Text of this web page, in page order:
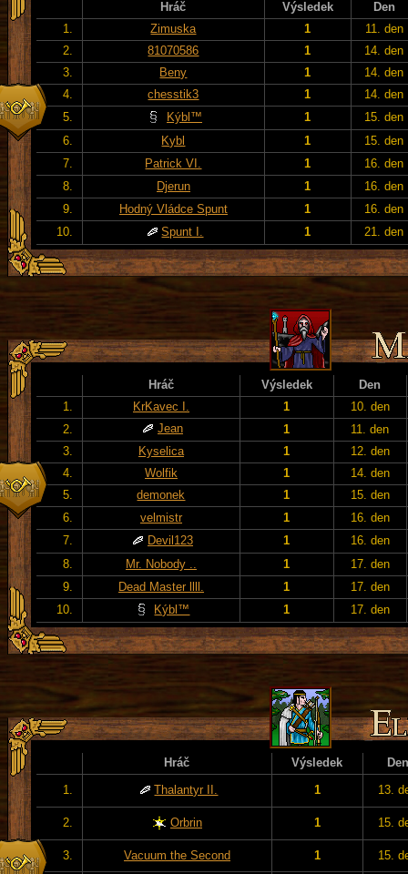
Hráč Výsledek
Den
1.
Zimuska 1
11. den
2.
81070586 1
14. den
3.
Beny 1
14. den
4.
chesstik3 1
14. den
5.
Kýbl™ 1
15. den
6.
Kybl 1
15. den
7.
Patrick VI. 1
16. den
8.
Djerun 1
16. den
9.
Hodný Vládce Spunt 1
16. den
10.
Spunt I. 1 21. den
Hráč Výsledek
Den
1.
KrKavec I. 1
10. den
2.
Jean 1
11. den
3.
Kyselica 1
12. den
4.
Wolfik 1
14. den
5.
demonek 1
15. den
6.
velmistr 1
16. den
7.
Devil123 1
16. den
8.
Mr. Nobody .. 1
17. den
9.
Dead Master llll. 1
17. den
10.
Kýbl™ 1 17. den
Hráč Výsledek
Den
1.
Thalantyr II. 1 13.
2. Orbrin 1 15.
3. Vacuum the Second 1 15.